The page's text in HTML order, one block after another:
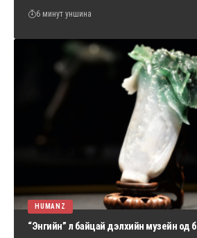
6 минут уншина
HUMANZ
“Энгийн” л байцай дэлхийн музейн од